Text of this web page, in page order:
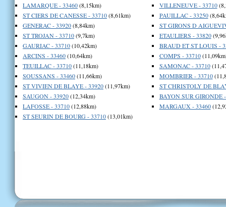
LAMARQUE - 33460(8,15km)
ST CIERS DE CANESSE - 33710(8,61km)
GENERAC - 33920(8,84km)
ST TROJAN - 33710(9,7km)
GAURIAC - 33710(10,42km)
ARCINS - 33460(10,64km)
TEUILLAC - 33710(11,18km)
SOUSSANS - 33460(11,66km)
ST VIVIEN DE BLAYE - 33920(11,97km)
SAUGON - 33920(12,34km)
LAFOSSE - 33710(12,88km)
ST SEURIN DE BOURG - 33710(13,01km)
VILLENEUVE - 33710
PAUILLAC - 33250
ST GIRONS D
ETAULIERS - 33820
BRAUD ET ST LOUIS -
COMPS - 33710
SAMONAC - 33710
MOMBRIER - 33710
ST CHRISTOLY DE
BAYON SUR GIRONDE
MARGAUX - 33460